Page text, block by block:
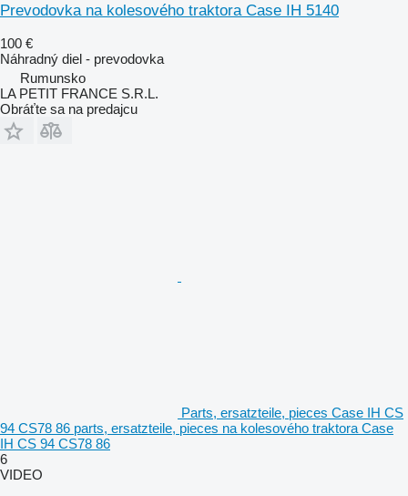
Prevodovka na kolesového traktora Case IH 5140
100 €
Náhradný diel - prevodovka
Rumunsko
LA PETIT FRANCE S.R.L.
Obráťte sa na predajcu
Parts, ersatzteile, pieces Case IH CS
94 CS78 86 parts, ersatzteile, pieces na kolesového traktora Case
IH CS 94 CS78 86
6
VIDEO